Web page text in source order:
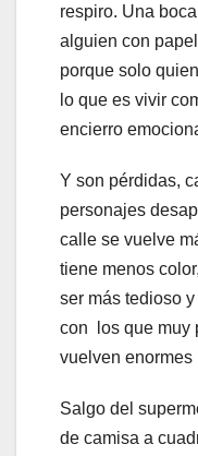
respiro. Una
alguien con
porque solo
lo que es vivir
encierro
Y son pérdidas,
personajes
calle se vuelve
tiene menos
ser más tedioso
con los que muy
vuelven
Salgo del
de camisa a